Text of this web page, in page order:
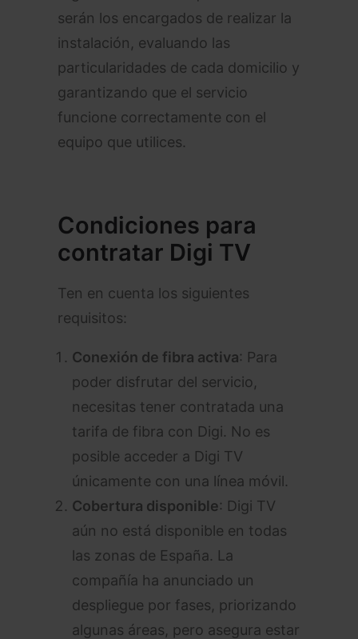
serán los encargados de realizar la
instalación, evaluando las
particularidades de cada domicilio y
garantizando que el servicio
funcione correctamente con el
equipo que utilices.
Condiciones para
contratar Digi TV
Ten en cuenta los siguientes
requisitos:
Conexión de fibra activa: Para
poder disfrutar del servicio,
necesitas tener contratada una
tarifa de fibra con Digi. No es
posible acceder a Digi TV
únicamente con una línea móvil.
Cobertura disponible: Digi TV
aún no está disponible en todas
las zonas de España. La
compañía ha anunciado un
despliegue por fases, priorizando
algunas áreas, pero asegura estar